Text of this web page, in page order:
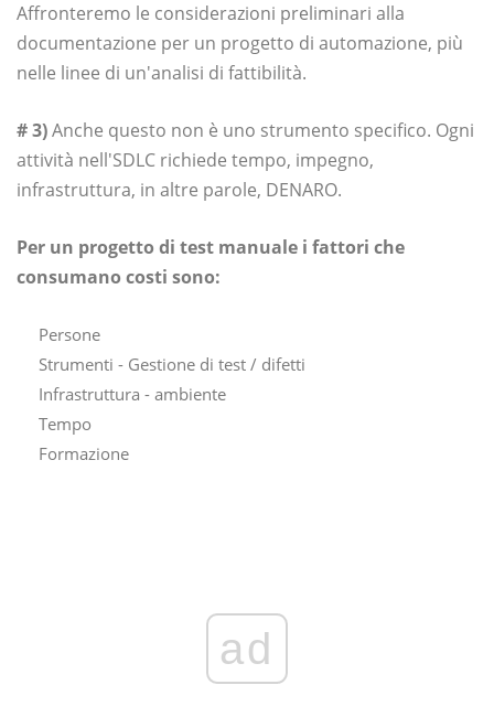
Affronteremo le considerazioni preliminari alla
documentazione per un progetto di automazione, più
nelle linee di un'analisi di fattibilità.
# 3)Anche questo non è uno strumento specifico. Ogni
attività nell'SDLC richiede tempo, impegno,
infrastruttura, in altre parole, DENARO.
Per un progetto di test manuale i fattori che
consumano costi sono:
Persone
Strumenti - Gestione di test / difetti
Infrastruttura - ambiente
Tempo
Formazione
ad